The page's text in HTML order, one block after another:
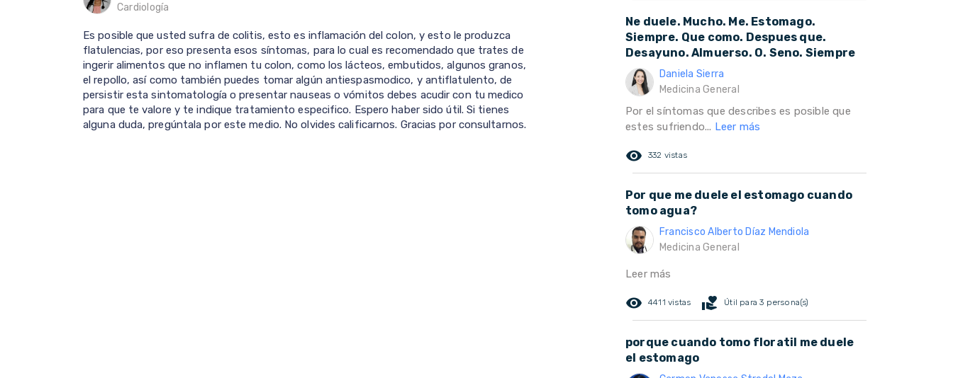
Cardiología
Es posible que usted sufra de colitis, esto es inflamación del colon, y esto le produzca
flatulencias, por eso presenta esos síntomas, para lo cual es recomendado que trates de
ingerir alimentos que no inflamen tu colon, como los lácteos, embutidos, algunos granos,
el repollo, así como también puedes tomar algún antiespasmodico, y antiflatulento, de
persistir esta sintomatología o presentar nauseas o vómitos debes acudir con tu medico
para que te valore y te indique tratamiento especifico. Espero haber sido útil. Si tienes
alguna duda, pregúntala por este medio. No olvides calificarnos. Gracias por consultarnos.
Ne duele. Mucho. Me. Estomago.
Siempre. Que como. Despues que.
Desayuno. Almuerso. O. Seno. Siempre
Daniela Sierra
Medicina General
Por el síntomas que describes es posible que
estes sufriendo... Leer más
remove_red_eye 332 vistas
Por que me duele el estomago cuando
tomo agua?
Francisco Alberto Díaz Mendiola
Medicina General
Leer más
remove_red_eye 4411 vistas volunteer_activism Útil para 3 persona(s)
porque cuando tomo floratil me duele
el estomago